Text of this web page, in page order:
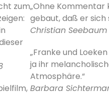
zum„Ohne Kommentar
gebaut, daß er
Christian Seebaum
„Franke und
ja ihr
Atmosphäre.“
Barbara